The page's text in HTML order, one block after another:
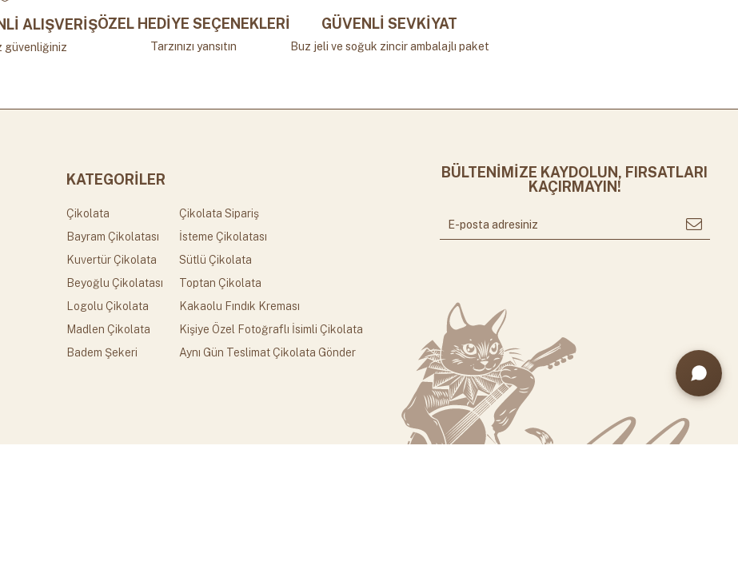
ALIŞVERİŞ
güvenliğiniz
ÖZEL HEDİYE SEÇENEKLERİ
Tarzınızı yansıtın
GÜVENLİ SEVKİYAT
Buz jeli ve soğuk zincir ambalajlı paket
KATEGORİLER
Çikolata
Çikolata Sipariş
Bayram Çikolatası
İsteme Çikolatası
Kuvertür Çikolata
Sütlü Çikolata
Beyoğlu Çikolatası
Toptan Çikolata
Logolu Çikolata
Kakaolu Fındık Kreması
Madlen Çikolata
Kişiye Özel Fotoğraflı İsimli Çikolata
Badem Şekeri
Aynı Gün Teslimat Çikolata Gönder
BÜLTENİMİZE KAYDOLUN, FIRSATLARI
KAÇIRMAYIN!